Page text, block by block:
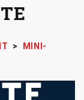
>
MINI-